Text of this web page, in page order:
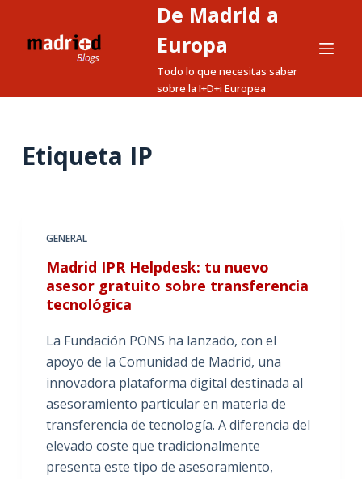
a
De Madrid a
Europa
Todo lo que necesitas saber
sobre la I+D+i Europea
Etiqueta IP
GENERAL
Madrid IPR Helpdesk: tu nuevo
asesor gratuito sobre transferencia
tecnológica
La Fundación PONS ha lanzado, con el
apoyo de la Comunidad de Madrid, una
innovadora plataforma digital destinada al
asesoramiento particular en materia de
transferencia de tecnología. A diferencia del
elevado coste que tradicionalmente
presenta este tipo de asesoramiento,